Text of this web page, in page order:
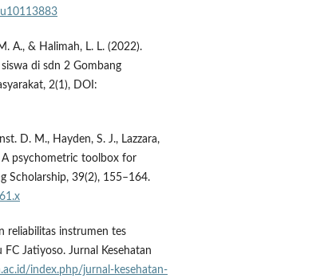
A., & Halimah, L. L. (2022).
di sdn 2 Gombang
2(1), DOI:
D. M., Hayden, S. J., Lazzara,
A psychometric toolbox for
Scholarship, 39(2), 155–164.
reliabilitas instrumen tes
Jatiyoso. Jurnal Kesehatan
index.php/jurnal-kesehatan-